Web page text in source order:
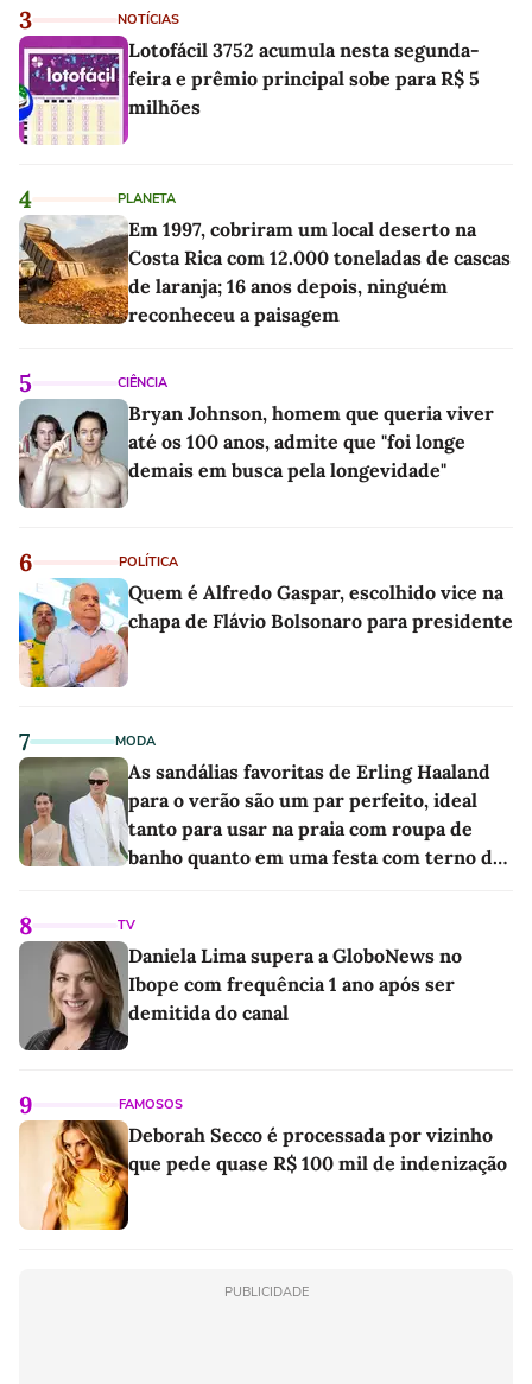
3 NOTÍCIAS
Lotofácil 3752 acumula nesta segunda-
feira e prêmio principal sobe para R$ 5
milhões
4 PLANETA
Em 1997, cobriram um local deserto na
Costa Rica com 12.000 toneladas de cascas
de laranja; 16 anos depois, ninguém
reconheceu a paisagem
5 CIÊNCIA
Bryan Johnson, homem que queria viver
até os 100 anos, admite que "foi longe
demais em busca pela longevidade"
6 POLÍTICA
Quem é Alfredo Gaspar, escolhido vice na
chapa de Flávio Bolsonaro para presidente
7 MODA
As sandálias favoritas de Erling Haaland
para o verão são um par perfeito, ideal
tanto para usar na praia com roupa de
banho quanto em uma festa com terno de
8 TV
Daniela Lima supera a GloboNews no
Ibope com frequência 1 ano após ser
demitida do canal
9 FAMOSOS
Deborah Secco é processada por vizinho
que pede quase R$ 100 mil de indenização
PUBLICIDADE